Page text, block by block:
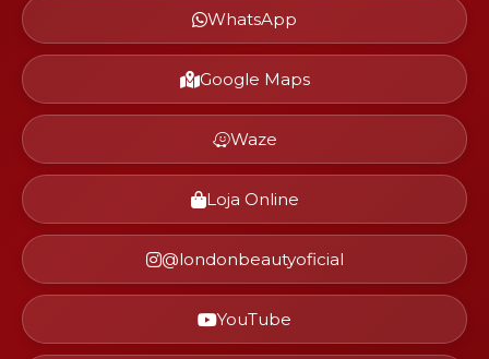
WhatsApp
Google Maps
Waze
Loja Online
@londonbeautyoficial
YouTube